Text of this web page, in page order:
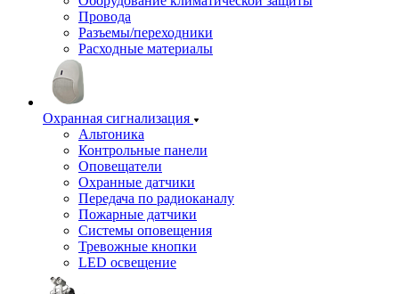
Провода
Разъемы/переходники
Расходные материалы
Охранная сигнализация
Альтоника
Контрольные панели
Оповещатели
Охранные датчики
Передача по радиоканалу
Пожарные датчики
Системы оповещения
Тревожные кнопки
LED освещение